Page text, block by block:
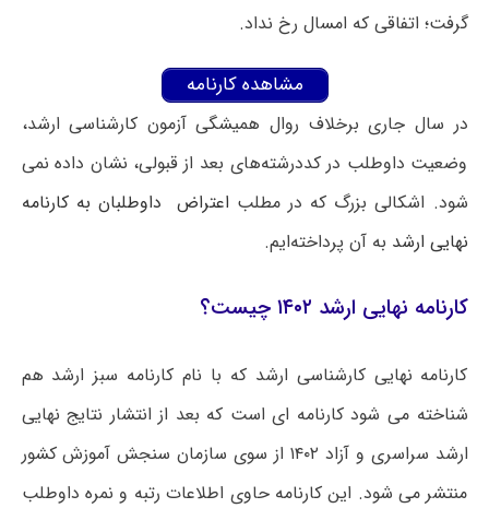
گرفت؛ اتفاقی که امسال رخ نداد.
مشاهده کارنامه
در سال جاری برخلاف روال همیشگی آزمون کارشناسی ارشد،
وضعیت داوطلب در کددرشته‌های بعد از قبولی، نشان داده نمی
شود. اشکالی بزرگ که در مطلب اعتراض داوطلبان به کارنامه
نهایی ارشد به آن پرداخته‌ایم.
کارنامه نهایی ارشد ۱۴۰۲ چیست؟
کارنامه نهایی کارشناسی ارشد که با نام کارنامه سبز ارشد هم
شناخته می شود کارنامه ای است که بعد از انتشار نتایج نهایی
ارشد سراسری و آزاد ۱۴۰۲ از سوی سازمان سنجش آموزش کشور
منتشر می شود. این کارنامه حاوی اطلاعات رتبه و نمره داوطلب